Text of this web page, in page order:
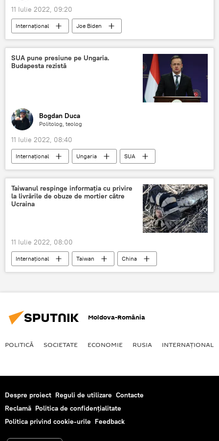
11 Iulie 2022, 09:20
Internaţional
Joe Biden
Emmanuel Macron
Olaf Scholz
SUA pune presiune pe Ungaria.
Budapesta rezistă
Bogdan Duca
Politolog, teolog
11 Iulie 2022, 08:40
Internaţional Ungaria
SUA
Peter Szijjarto
Taiwanul respinge informația cu privire
la livrările de obuze de mortier către
Ucraina
11 Iulie 2022, 08:00
Internaţional Taiwan
China
obuze inteligente
Moldova-România
POLITICĂ SOCIETATE ECONOMIE RUSIA INTERNAŢIONAL
Despre proiect Reguli de utilizare Contacte
Reclamă Politica de confidențialitate
Politica privind cookie-urile Feedback